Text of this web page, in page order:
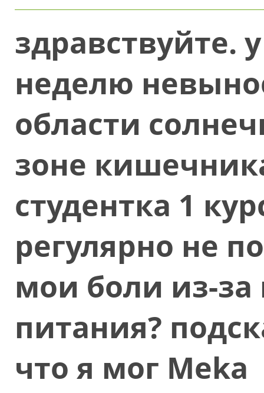
здравствуйте.
неделю
области
зоне
студентка 1
регулярно не
мои боли из-за
питания?
что я мог Meka